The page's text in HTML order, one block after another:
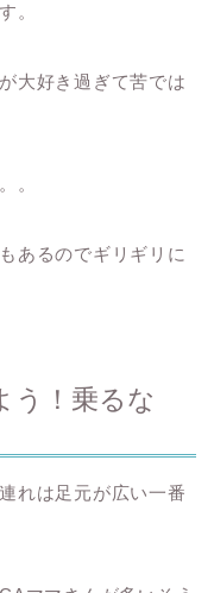
。
大好き過ぎて苦では
。
あるのでギリギリに
う！乗るな
れは足元が広い一番